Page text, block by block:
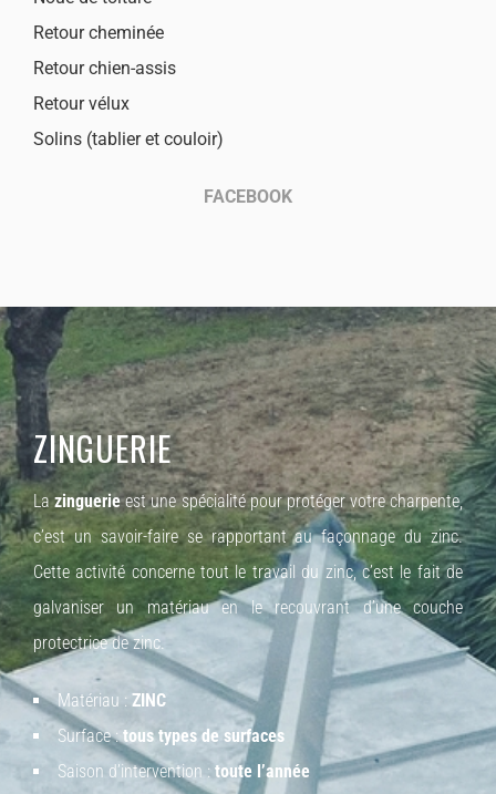
Retour cheminée
Retour chien-assis
Retour vélux
Solins (tablier et couloir)
FACEBOOK
ZINGUERIE
Lazinguerieest une spécialité pour protéger votre charpente,
c’est un savoir-faire se rapportant au façonnage du zinc.
Cette activité concerne tout le travail du zinc, c’est le fait de
galvaniser un matériau en le recouvrant d’une couche
protectrice de zinc.
Matériau : ZINC
Surface :tous types de surfaces
Saison d’intervention : toute l’année